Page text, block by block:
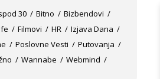
30 Bitno
Bizbendovi
Filmovi HR
Izjava Dana
Poslovne Vesti
Putovanja
Wannabe Webmind